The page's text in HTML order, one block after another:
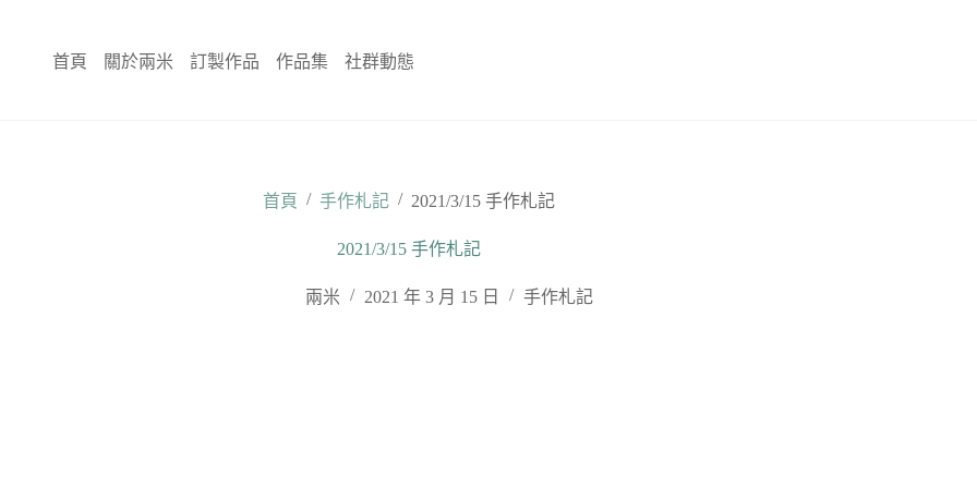
首頁 關於兩米 訂製作品 作品集 社群動態
首頁 / 手作札記 / 2021/3/15 手作札記
2021/3/15 手作札記
兩米 2021 年 3 月 15 日 手作札記